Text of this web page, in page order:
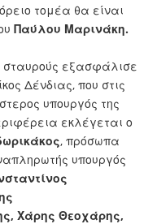
τομέα θα είναι
Παύλου Μαρινάκη.
σταυρούς εξασφάλισε
Δένδιας, που στις
υπουργός της
εκλέγεται ο
, πρόσωπα
υπουργός
Χάρης Θεοχάρης,